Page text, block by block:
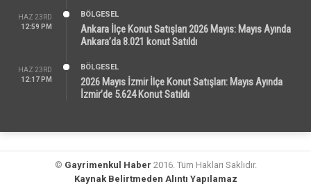
HAZ 23RD
12:59 PM
BÖLGESEL
Ankara İlçe Konut Satışları 2026 Mayıs: Mayıs Ayında
Ankara’da 8.021 konut Satıldı
HAZ 23RD
12:17 PM
BÖLGESEL
2026 Mayıs İzmir İlçe Konut Satışları: Mayıs Ayında
İzmir’de 5.624 Konut Satıldı
© Gayrimenkul Haber 2016. Tüm Hakları Saklıdır.
Kaynak Belirtmeden Alıntı Yapılamaz